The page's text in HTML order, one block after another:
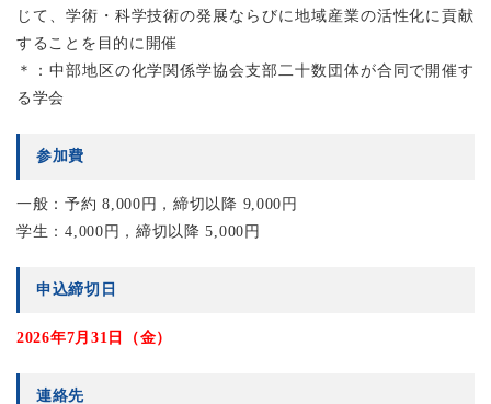
じて、学術・科学技術の発展ならびに地域産業の活性化に貢献
することを目的に開催
＊：中部地区の化学関係学協会支部二十数団体が合同で開催す
る学会
参加費
一般：予約 8,000円，締切以降 9,000円
学生：4,000円，締切以降 5,000円
申込締切日
2026年7月31日（金）
連絡先